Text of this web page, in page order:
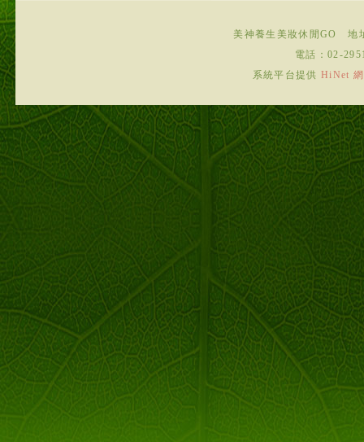
美神養生美妝休閒GO
地
電話： 02-
系統平台提供HiNet